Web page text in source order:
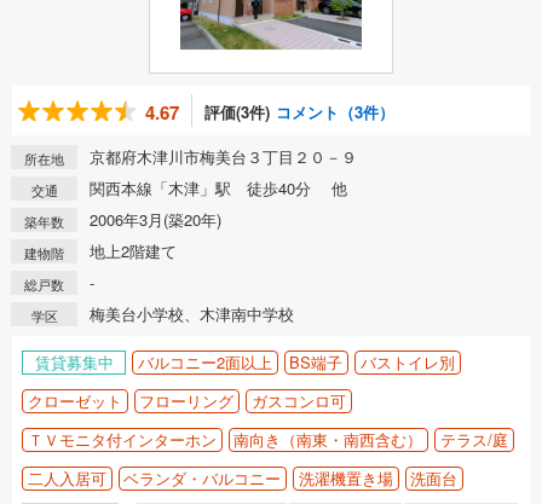
4.67 評価(3件) コメント（3件）
所在地 京都府木津川市梅美台３丁目２０－９
交通 関西本線「木津」駅 徒歩40分 他
築年数 2006年3月(築20年)
建物階 地上2階建て
総戸数 -
学区 梅美台小学校、木津南中学校
賃貸募集中 バルコニー2面以上 BS端子
バストイレ別
クローゼット
フローリング
ガスコンロ可
ＴＶモニタ付インターホン
南向き（南東・南西含む）
テラス/庭
二人入居可
ベランダ・バルコニー 洗濯機置き場 洗面台